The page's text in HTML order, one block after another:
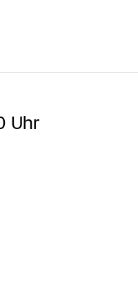
Uhr